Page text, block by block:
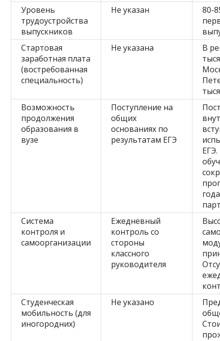
Уровень
трудоустройства
выпускников
Не указан
80-
Стартовая
заработная плата
(востребованная
специальность)
Не указана
В
Возможность
продолжения
образования в
вузе
Поступление на
общих
основаниях по
результатам ЕГЭ
Система
контроля и
самоорганизации
Ежедневный
контроль со
стороны
классного
руководителя
Студенческая
мобильность (для
иногородних)
Не указано